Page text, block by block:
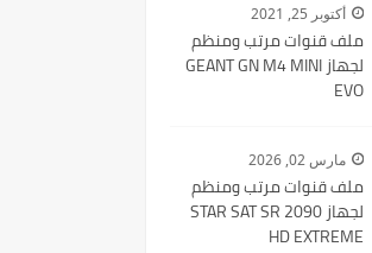
أكتوبر 25, 2021
ملف قنوات مرتب ومنظم
لجهاز GEANT GN M4 MINI
EVO
مارس 02, 2026
ملف قنوات مرتب ومنظم
لجهاز STAR SAT SR 2090
HD EXTREME